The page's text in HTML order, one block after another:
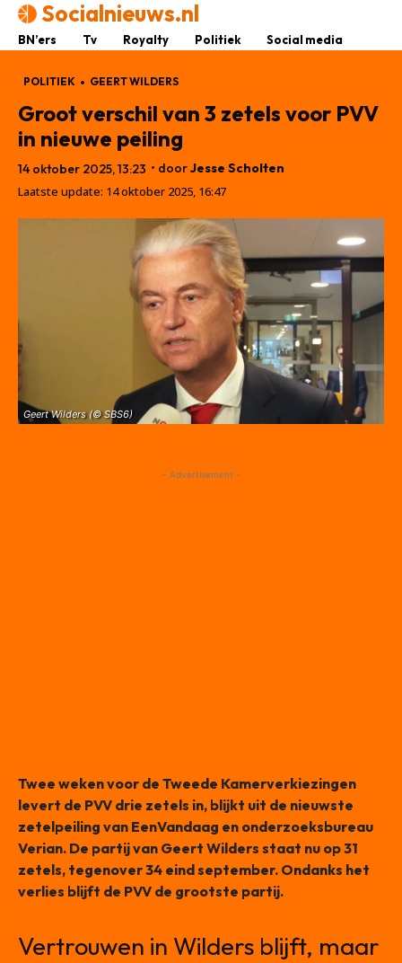
Socialnieuws.nl
BN’ers Tv Royalty Politiek Social media
POLITIEK GEERT WILDERS
Groot verschil van 3 zetels voor PVV
in nieuwe peiling
14 oktober 2025, 13:23 • doorJesse Scholten
Laatste update: 14 oktober 2025, 16:47
Geert Wilders (© SBS6)
- Advertisement -
Twee weken voor de Tweede Kamerverkiezingen
levert de PVV drie zetels in, blijkt uit de nieuwste
zetelpeiling van EenVandaag en onderzoeksbureau
Verian. De partij van Geert Wilders staat nu op 31
zetels, tegenover 34 eind september. Ondanks het
verlies blijft de PVV de grootste partij.
Vertrouwen in Wilders blijft, maar